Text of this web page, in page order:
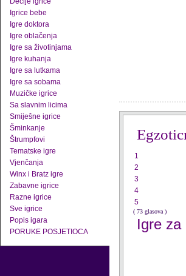
Igrice bebe
Igre doktora
Igre oblačenja
Igre sa životinjama
Igre kuhanja
Igre sa lutkama
Igre sa sobama
Muzičke igrice
Sa slavnim licima
Smiješne igrice
Šminkanje
Štrumpfovi
Tematske igre
Vjenčanja
Winx i Bratz igre
Zabavne igrice
Razne igrice
Sve igrice
Popis igara
PORUKE POSJETIOCA
1
2
3
4
5
( 73 glasova )
Igre za